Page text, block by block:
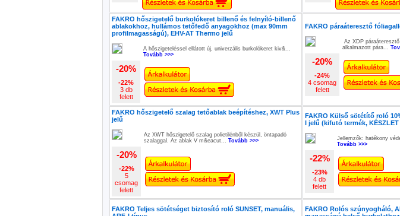
FAKRO hőszigetelő burkolókeret billenő és felnyíló-billenő
ablakokhoz, hullámos tetőfedő anyagokhoz (max 90mm
profilmagasságú), EHV-AT Thermo jelű
A hőszigeteléssel ellátott új, univerzális burkolókeret kiv&...
Tovább >>>
-20%
-22%
3 db
felett
FAKRO páraáteresztő
Az XDP
alkalmazott pára...
-20%
-24%
4 csomag
felett
FAKRO hőszigetelő szalag tetőablak beépítéshez, XWT Plus
jelű
Az XWT hőszigetelő szalag polietilénből készül, öntapadó
szalaggal. Az ablak V m&eacut... Tovább >>>
-20%
-22%
5
csomag
felett
FAKRO Külső sötétítő roló
I jelű (kifutó termék, KÉSZLET
Jellemzők: hatékony
Tovább >>>
-22%
-23%
4 db
felett
FAKRO Teljes sötétséget biztosító roló SUNSET, manuális,
FAKRO Rolós szúnyogháló,